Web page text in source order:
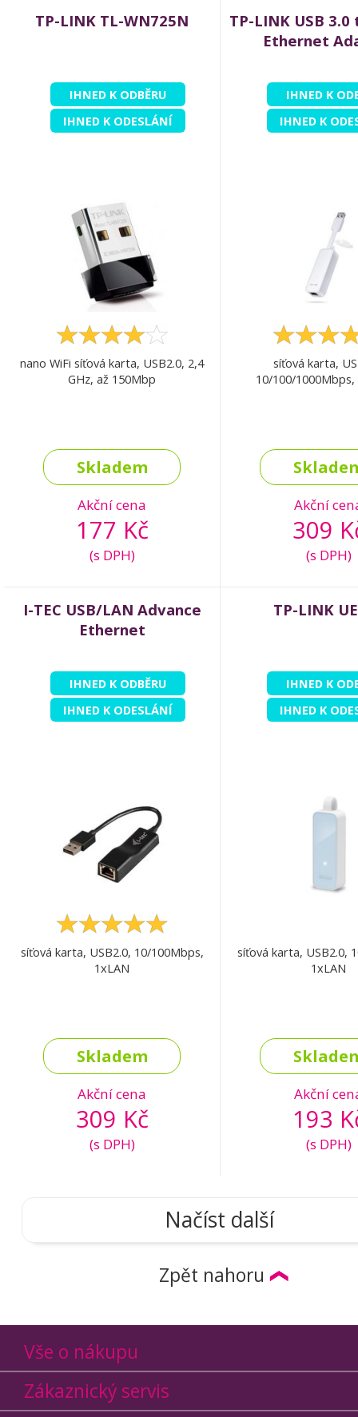
TP-LINK TL-WN725N
IHNED K ODBĚRU
IHNED K ODESLÁNÍ
nano WiFi síťová karta, USB2.0, 2,4
GHz, až 150Mbp
Skladem
Akční cena
177 Kč
(s DPH)
TP-LINK USB
Ethernet
IHNED K
IHNED K
síťová karta,
10/100/1000Mbps,
Akční
309
(s DPH)
I-TEC USB/LAN Advance
Ethernet
IHNED K ODBĚRU
IHNED K ODESLÁNÍ
síťová karta, USB2.0, 10/100Mbps,
1xLAN
Skladem
Akční cena
309 Kč
(s DPH)
TP-LINK
IHNED K
IHNED K
síťová karta, USB2.0,
1xLAN
Akční
193
(s DPH)
Načíst další
Zpět nahoru
Vše o nákupu
Zákaznický servis